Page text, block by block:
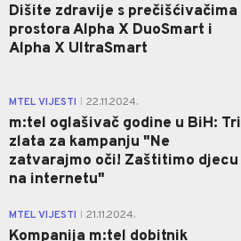
Dišite zdravije s prečišćivačima
prostora Alpha X DuoSmart i
Alpha X UltraSmart
MTEL VIJESTI 22.11.2024.
m:tel oglašivač godine u BiH: Tri
zlata za kampanju "Ne
zatvarajmo oči! Zaštitimo djecu
na internetu"
MTEL VIJESTI 21.11.2024.
Kompanija m:tel dobitnik